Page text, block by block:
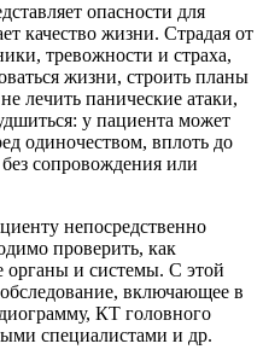
опасности для
качество жизни. Страдая от
тревожности и страха,
жизни, строить планы
лечить панические атаки,
у пациента может
одиночеством, вплоть до
сопровождения или
непосредственно
проверить, как
и системы. С этой
включающее в
КТ головного
специалистами и др.